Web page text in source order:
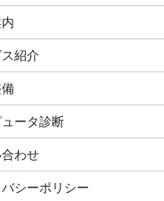
紹介
ータ診断
わせ
シーポリシー